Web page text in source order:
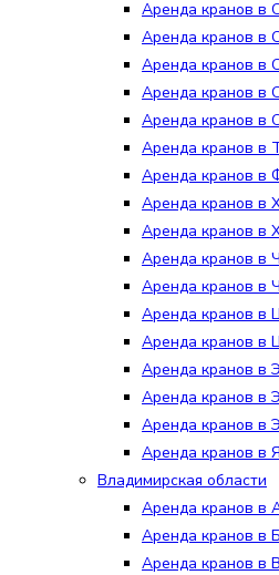
Аренда кранов в
Аренда кранов в
Аренда кранов в
Аренда кранов в
Аренда кранов в
Аренда кранов в
Аренда кранов в
Аренда кранов в
Аренда кранов в
Аренда кранов в
Аренда кранов в
Аренда кранов в
Аренда кранов в
Аренда кранов в
Аренда кранов в
Аренда кранов в
Аренда кранов в
Владимирская области
Аренда кранов в
Аренда кранов в
Аренда кранов в